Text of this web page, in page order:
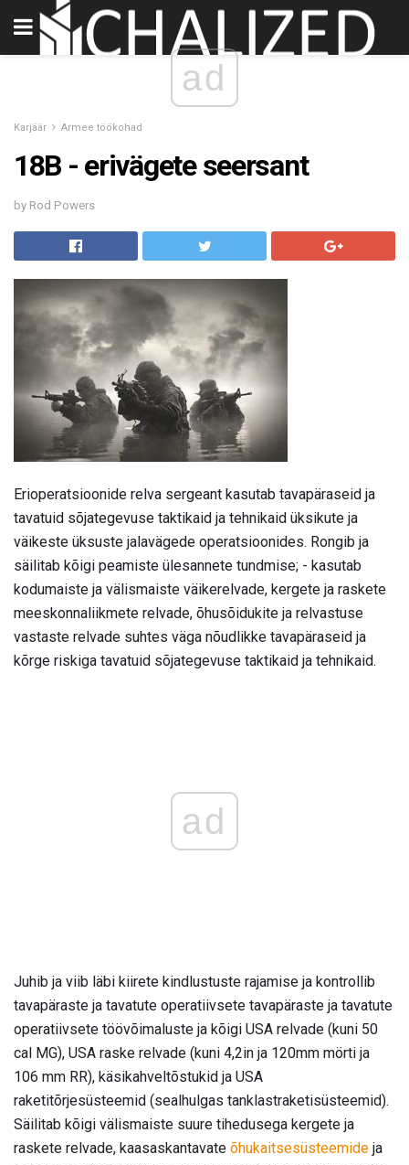
ad
Karjäär Armee töökohad
18B - erivägete seersant
by Rod Powers
Erioperatsioonide relva sergeant kasutab tavapäraseid ja
tavatuid sõjategevuse taktikaid ja tehnikaid üksikute ja
väikeste üksuste jalavägede operatsioonides. Rongib ja
säilitab kõigi peamiste ülesannete tundmise; - kasutab
kodumaiste ja välismaiste väikerelvade, kergete ja raskete
meeskonnaliikmete relvade, õhusõidukite ja relvastuse
vastaste relvade suhtes väga nõudlikke tavapäraseid ja
kõrge riskiga tavatuid sõjategevuse taktikaid ja tehnikaid.
ad
Juhib ja viib läbi kiirete kindlustuste rajamise ja kontrollib
tavapäraste ja tavatute operatiivsete tavapäraste ja tavatute
operatiivsete töövõimaluste ja kõigi USA relvade (kuni 50
cal MG), USA raske relvade (kuni 4,2in ja 120mm mörti ja
106 mm RR), käsikahveltõstukid ja USA
raketitõrjesüsteemid (sealhulgas tanklastraketisüsteemid).
Säilitab kõigi välismaiste suure tihedusega kergete ja
raskete relvade, kaasaskantavate õhukaitsesüsteemide ja